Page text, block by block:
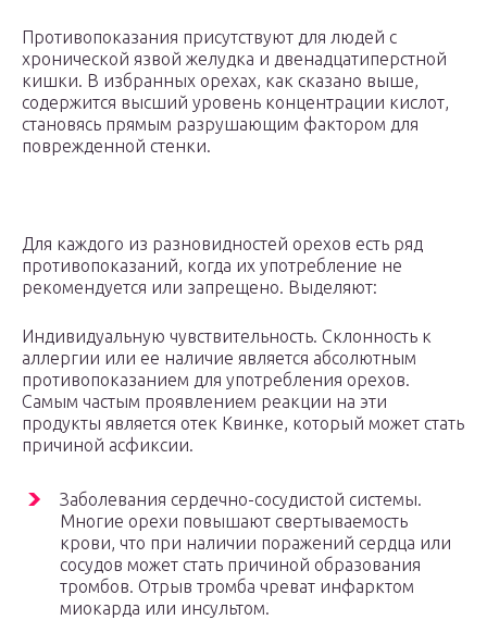
Противопоказания присутствуют для людей с
хронической язвой желудка и двенадцатиперстной
кишки. В избранных орехах, как сказано выше,
содержится высший уровень концентрации кислот,
становясь прямым разрушающим фактором для
поврежденной стенки.
Для каждого из разновидностей орехов есть ряд
противопоказаний, когда их употребление не
рекомендуется или запрещено. Выделяют:
Индивидуальную чувствительность. Склонность к
аллергии или ее наличие является абсолютным
противопоказанием для употребления орехов.
Самым частым проявлением реакции на эти
продукты является отек Квинке, который может стать
причиной асфиксии.
Заболевания сердечно-сосудистой системы.
Многие орехи повышают свертываемость
крови, что при наличии поражений сердца или
сосудов может стать причиной образования
тромбов. Отрыв тромба чреват инфарктом
миокарда или инсультом.